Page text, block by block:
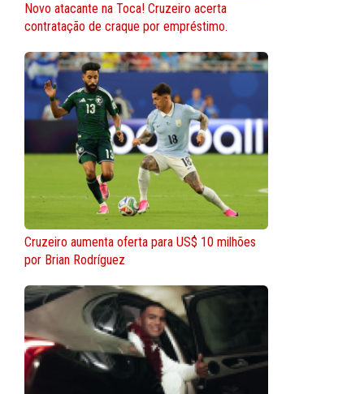
Novo atacante na Toca! Cruzeiro acerta
contratação de craque por empréstimo.
Cruzeiro aumenta oferta para US$ 10 milhões
por Brian Rodríguez